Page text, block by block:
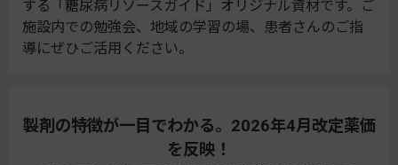
する「糖尿病リソースガイド」オリジナル資材です。ご
施設内での勉強会、地域の学習の場、患者さんのご指
導にぜひご活用ください。
製剤の特徴が一目でわかる。2026年4月改定薬価
を反映！